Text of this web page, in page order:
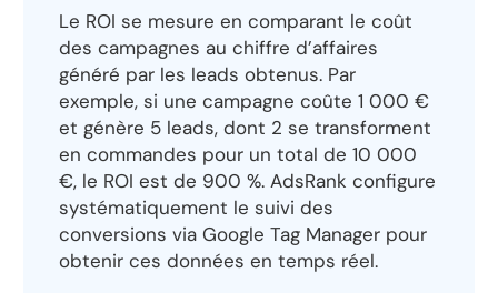
Le ROI se mesure en comparant le coût
des campagnes au chiffre d’affaires
généré par les leads obtenus. Par
exemple, si une campagne coûte 1 000 €
et génère 5 leads, dont 2 se transforment
en commandes pour un total de 10 000
€, le ROI est de 900 %. AdsRank configure
systématiquement le suivi des
conversions via Google Tag Manager pour
obtenir ces données en temps réel.